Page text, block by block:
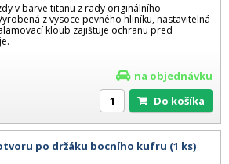
v barve titanu z rady originálního
z vysoce pevného hliníku, nastavitelná
kloub zajištuje ochranu pred
na objednávku
Do košíka
po držáku bocního kufru (1 ks)